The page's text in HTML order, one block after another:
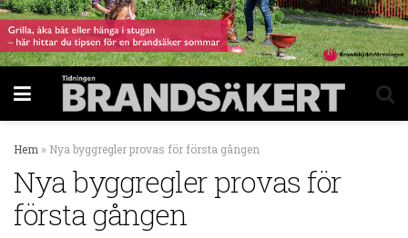
Hem » Nya byggregler provas för första gången
Nya byggregler provas för
första gången